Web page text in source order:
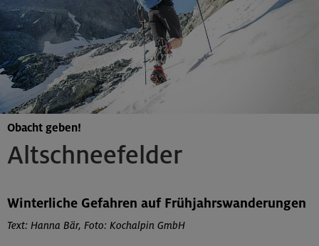
Altschneefelder
Obacht geben!
Winterliche Gefahren auf Frühjahrswanderungen
Text: Hanna Bär, Foto: Kochalpin GmbH